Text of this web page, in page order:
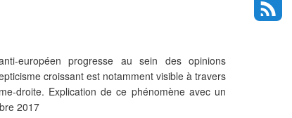
européen progresse au sein des opinions
croissant est notamment visible à travers
droite. Explication de ce phénomène avec un
2017